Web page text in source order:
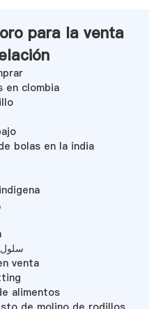
para la venta
en clombia
bolas en la india
venta
alimentos